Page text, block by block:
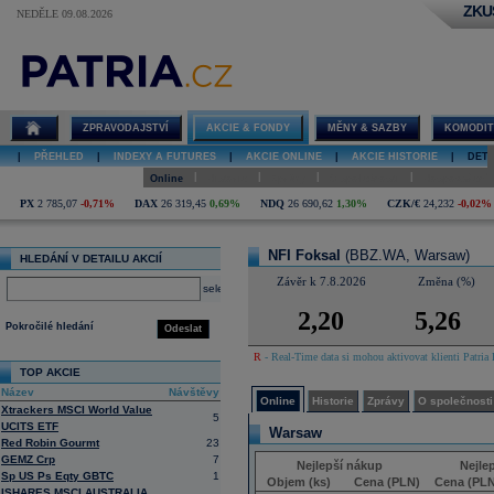
NEDĚLE 09.08.2026
NFI Foksal
ZPRAVODAJSTVÍ AKCIE & FONDY MĚNY & SAZBY
PŘEHLED INDEXY A FUTURES AKCIE ONLINE AKCIE HISTORIE
Online
PX 2 785,07 -0,71% DAX 26 319,45 0,69% NDQ 26 690,62 1,30% CZK/€ 24,232 -0,02%
HLEDÁNÍ V DETAILU AKCIÍ
select
Odeslat
Pokročilé hledání
TOP AKCIE
Název
Návštěvy
Xtrackers MSCI World Value
UCITS ETF
5
Red Robin Gourmt
23
GEMZ Crp
7
Sp US Ps Eqty GBTC
1
NFI Foksal (BBZ.WA, Warsaw)
Závěr k 7.8.2026 Změna (%)
2,20 5,26
R - Real-Time data si mohou aktivovat klienti
Online Historie Zprávy O společnosti
Warsaw
Nejlepší nákup
Objem (ks)
Cena (PLN)
Cena